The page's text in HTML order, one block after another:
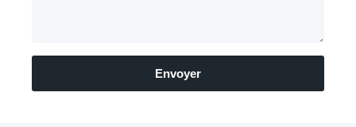
Envoyer